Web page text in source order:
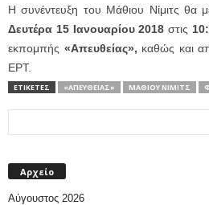
Ησυνέντευξη του Μάθιου Νίμιτς θα
Δευτέρα 15 Ιανουαρίου 2018 στις
εκπομπής «Απευθείας», καθώς και
ΕΡΤ.
ΕΤΙΚΕΤΕΣ «ΑΠΕΥΘΕΙΑΣ» ΜΆΘΙΟΥ ΝΊΜΙΤΣ
Αρχείο
Αύγουστος 2026